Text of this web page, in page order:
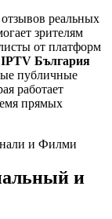
реальных
зрителям
от платформ
IPTV България
публичные
работает
прямых
и